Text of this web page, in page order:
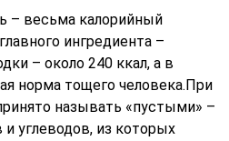
– весьма калорийный
ингредиента –
– около 240 ккал, а в
норма тощего человека.При
называть «пустыми» –
углеводов, из которых